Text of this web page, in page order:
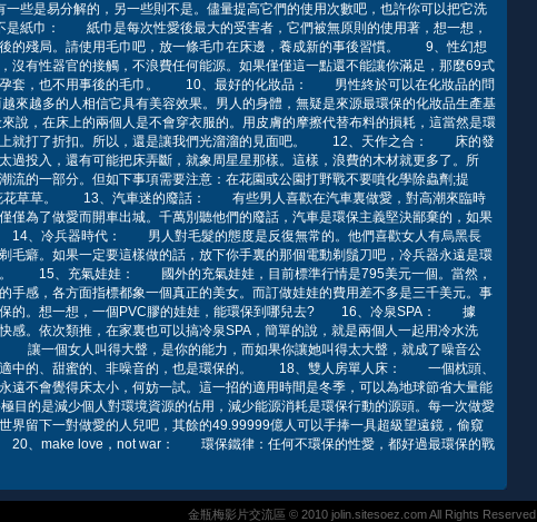
些是易分解的，另一些則不是。儘量提高它們的使用次數吧，也許你可以把它洗
紙巾： 紙巾是每次性愛後最大的受害者，它們被無原則的使用著，想一想，
的殘局。請使用毛巾吧，放一條毛巾在床邊，養成新的事後習慣。 9、性幻想
有性器官的接觸，不浪費任何能源。如果僅僅這一點還不能讓你滿足，那麼69式
孕套，也不用事後的毛巾。 10、最好的化妝品： 男性終於可以在化妝品的問
來越多的人相信它具有美容效果。男人的身體，無疑是來源最環保的化妝品生產基
在床上的兩個人是不會穿衣服的。用皮膚的摩擦代替布料的損耗，這當然是環
上就打了折扣。所以，還是讓我們光溜溜的見面吧。 12、天作之合： 床的發
過投入，還有可能把床弄斷，就象周星星那樣。這樣，浪費的木材就更多了。所
流的一部分。但如下事項需要注意：在花園或公園打野戰不要噴化學除蟲劑;提
花花草草。 13、汽車迷的廢話： 有些男人喜歡在汽車裏做愛，對高潮來臨時
僅為了做愛而開車出城。千萬別聽他們的廢話，汽車是環保主義堅決鄙棄的，如果
、冷兵器時代： 男人對毛髮的態度是反復無常的。他們喜歡女人有烏黑長
毛癖。如果一定要這樣做的話，放下你手裏的那個電動剃鬚刀吧，冷兵器永遠是環
。 15、充氣娃娃： 國外的充氣娃娃，目前標準行情是795美元一個。當然，
手感，各方面指標都象一個真正的美女。而訂做娃娃的費用差不多是三千美元。事
保的。想一想，一個PVC膠的娃娃，能環保到哪兒去? 16、冷泉SPA： 據
感。依次類推，在家裏也可以搞冷泉SPA，簡單的說，就是兩個人一起用冷水洗
一個女人叫得大聲，是你的能力，而如果你讓她叫得太大聲，就成了噪音公
適中的、甜蜜的、非噪音的，也是環保的。 18、雙人房單人床： 一個枕頭、
遠不會覺得床太小，何妨一試。這一招的適用時間是冬季，可以為地球節省大量能
是減少個人對環境資源的佔用，減少能源消耗是環保行動的源頭。每一次做愛
界留下一對做愛的人兒吧，其餘的49.99999億人可以手捧一具超級望遠鏡，偷窺
、make love，not war： 環保鐵律：任何不環保的性愛，都好過最環保的戰
金瓶梅影片交流區 © 2010 jolin.sitesoez.com All Rights Reserved.